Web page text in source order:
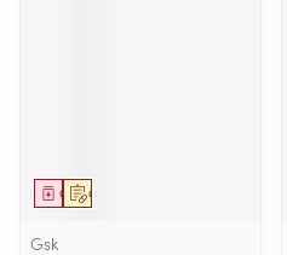
Op voorschrift
Geneesmiddel
Gsk